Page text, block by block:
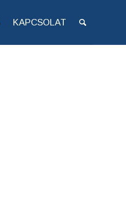
KAPCSOLAT